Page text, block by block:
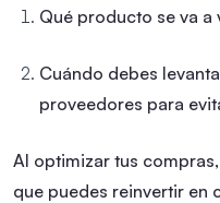
Qué producto se va a
Cuándo debes
proveedores para
Al optimizar tus
que puedes reinvertir en